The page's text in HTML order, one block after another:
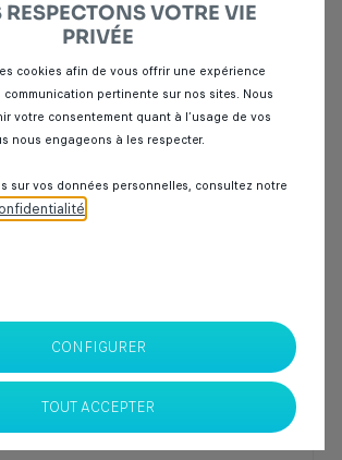
12 mois
BLUEHDI 180 OPERA
2024
Dhs
Italcar BOUSKOURA
VOTRE VIE
PRIVÉE
cookies afin de vous offrir une expérience
pertinente sur nos sites. Nous
votre consentement quant à l’usage de vos
nous engageons à les respecter.
sur vos données personnelles, consultez notre
CONFIGURER
TOUT ACCEPTER